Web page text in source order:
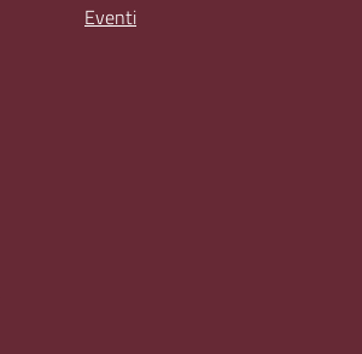
Eventi